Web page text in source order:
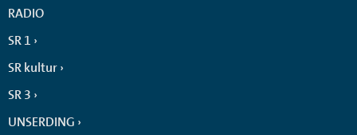
RADIO
SR 1
SR kultur
SR 3
UNSERDING